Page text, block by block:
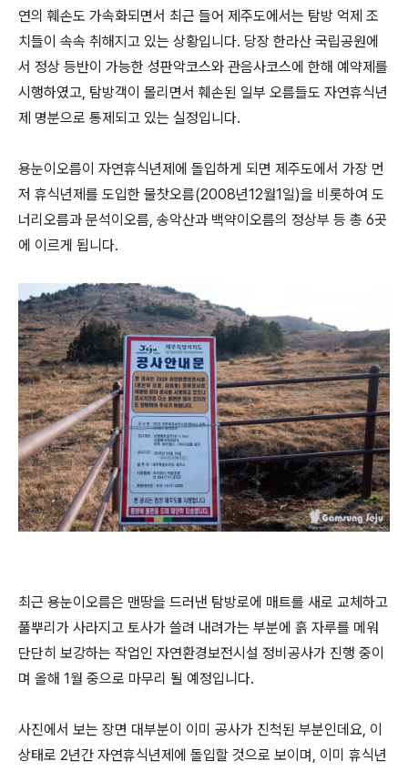
연의 훼손도 가속화되면서 최근 들어 제주도에서는 탐방 억제 조
치들이 속속 취해지고 있는 상황입니다. 당장 한라산 국립공원에
서 정상 등반이 가능한 성판악코스와 관음사코스에 한해 예약제를
시행하였고, 탐방객이 몰리면서 훼손된 일부 오름들도 자연휴식년
제 명분으로 통제되고 있는 실정입니다.
용눈이오름이 자연휴식년제에 돌입하게 되면 제주도에서 가장 먼
저 휴식년제를 도입한 물찻오름(2008년12월1일)을 비롯하여 도
너리오름과 문석이오름, 송악산과 백약이오름의 정상부 등 총 6곳
에 이르게 됩니다.
최근 용눈이오름은 맨땅을 드러낸 탐방로에 매트를 새로 교체하고
풀뿌리가 사라지고 토사가 쓸려 내려가는 부분에 흙 자루를 메워
단단히 보강하는 작업인 자연환경보전시설 정비공사가 진행 중이
며 올해 1월 중으로 마무리 될 예정입니다.
사진에서 보는 장면 대부분이 이미 공사가 진척된 부분인데요, 이
상태로 2년간 자연휴식년제에 돌입할 것으로 보이며, 이미 휴식년